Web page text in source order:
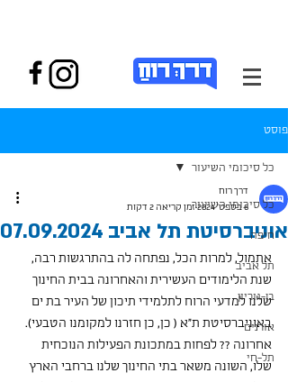
פוסט
כל סיכומי השיעור
חיפה
תל אביב
בן-גוריון
אורנים
תל-חי
כל סיכומי השיעור
אוניברסיטת תל אביב 07.09.2024
דרך רוח
6 בספט׳ 2024
זמן קריאה 2 דקות
אתמול, למרות הכל, נפתחה לה בהתרגשות רבה,
שנת הלימודים העשירית והאחרונה בבית החינוך
שלנו למדעי הרוח לתלמידי תיכון של העיר בת ים
באוניברסיטת ת"א ( כן, כן חזרנו למקומנו הטבעי).
אחרונה ?? לפחות במתכונת הפעילות הנוכחית
שלו, השונה משאר בתי החינוך שלנו ברחבי הארץ